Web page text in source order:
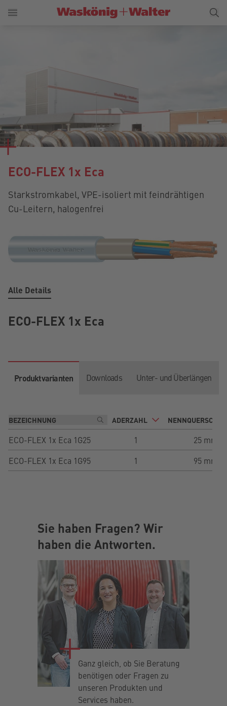
ECO-FLEX 1x Eca
Starkstromkabel, VPE-isoliert mit feindrähtigen
Cu-Leitern, halogenfrei
Alle Details
ECO-FLEX 1x Eca
Produktvarianten Downloads Unter- und Überlängen
ADERZAHL
ECO-FLEX 1x Eca 1G25 1
25 mm²
ECO-FLEX 1x Eca 1G95
1 95 mm²
Sie haben Fragen? Wir
haben die Antworten.
Ganz gleich, ob Sie Beratung
benötigen oder Fragen zu
unseren Produkten und
Services haben.